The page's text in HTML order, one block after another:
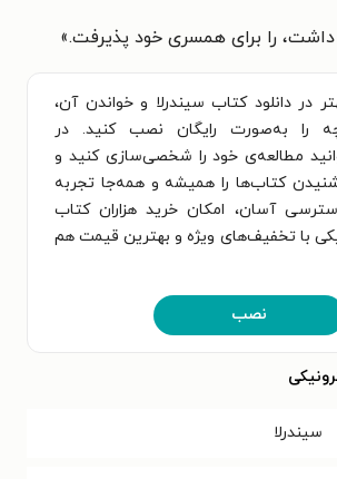
را برای همسری خود پذیرفت.»
در دانلود کتاب سیندرلا و خواندن آن،
را به‌صورت رایگان نصب کنید. در
مطالعه‌ی خود را شخصی‌سازی کنید و
کتاب‌ها را همیشه و همه‌جا تجربه
آسان، امکان خرید هزاران کتاب
با تخفیف‌های ویژه و بهترین قیمت هم
نصب
سیندرلا